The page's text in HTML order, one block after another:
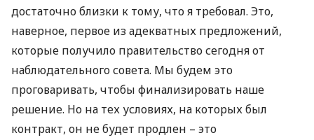
достаточно близки к тому, что я требовал. Это,
наверное, первое из адекватных предложений,
которые получило правительство сегодня от
наблюдательного совета. Мы будем это
проговаривать, чтобы финализировать наше
решение. Но на тех условиях, на которых был
контракт, он не будет продлен – это